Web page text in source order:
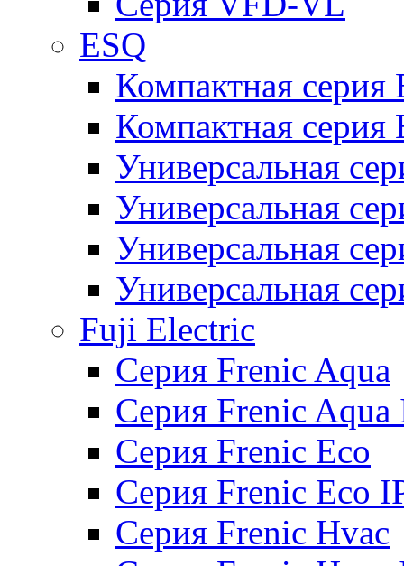
ESQ
Компактная серия
Компактная
Универсальная
Универсальная
Универсальная
Универсальная
Fuji Electric
Серия Frenic Aqua
Серия Frenic Aqua
Серия Frenic Eco
Серия Frenic Eco
Серия Frenic Hvac